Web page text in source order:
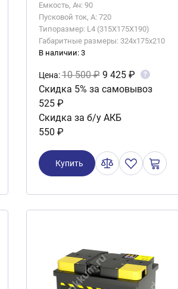
Емкость, Ач: 90
Пусковой ток, А: 720
Типоразмер: L4 (315X175X190)
Габаритные размеры: 324x175x210
В наличии: 3
Цена:10 500 ₽ 9 425 ₽ ?
Скидка 5% за самовывоз
525 ₽
Скидка за б/у АКБ
550 ₽
Купить